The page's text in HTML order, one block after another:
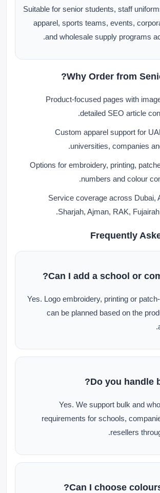
Suitable for senior students, staff
apparel, sports teams, events,
and wholesale supply programs
Why Order from
Product-focused pages with
detailed SEO article
Custom apparel support for
universities, companies
Options for embroidery, printing,
numbers and colour
Service coverage across Dubai,
Sharjah, Ajman, RAK, Fujairah
Frequently
Can I add a school or
Yes. Logo embroidery, printing or
can be planned based on the
Do you handle
Yes. We support bulk and
requirements for schools,
resellers
Can I choose